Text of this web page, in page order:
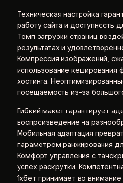
Техническая настройка
работу сайта и доступность
Темп загрузки страниц
результатах и
Компрессия изображений,
использование кеширования
хостинга.
посещаемость из-за
Гибкий макет гарантирует
воспроизведение на
Мобильная адаптация
параметром ранжирования
Комфорт управления с
успех раскрутки.
1хбет принимает во